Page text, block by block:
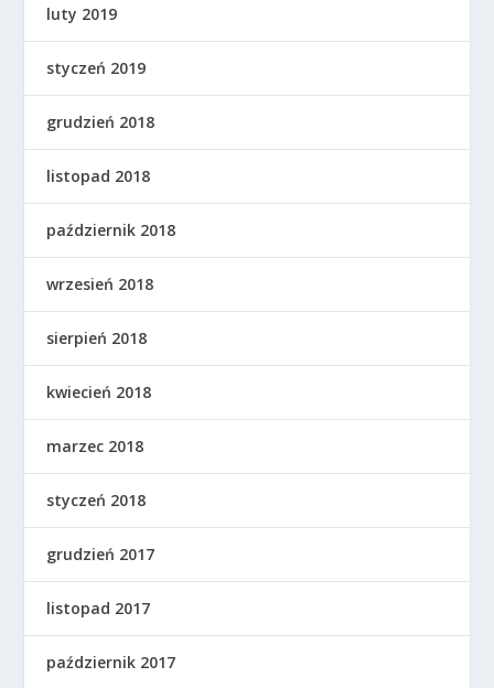
luty 2019
styczeń 2019
grudzień 2018
listopad 2018
październik 2018
wrzesień 2018
sierpień 2018
kwiecień 2018
marzec 2018
styczeń 2018
grudzień 2017
listopad 2017
październik 2017